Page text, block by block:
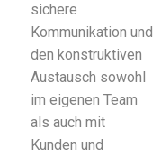
sichere
Kommunikation und
den konstruktiven
Austausch sowohl
im eigenen Team
als auch mit
Kunden und